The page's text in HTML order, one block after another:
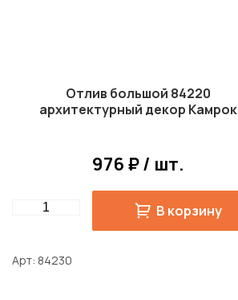
Отлив большой 84220
архитектурный декор Камрок
976 ₽ / шт.
Quantity В корзину
Арт 84230